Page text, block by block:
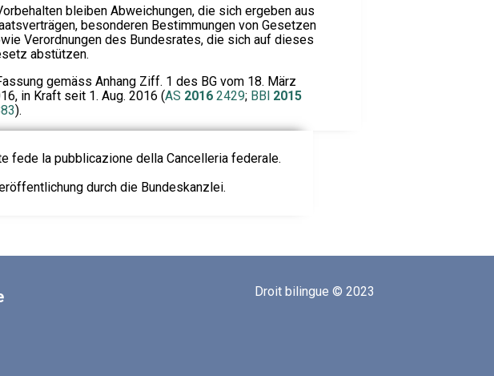
bleiben Abweichungen, die sich ergeben aus
besonderen Bestimmungen von Gesetzen
Verordnungen des Bundesrates, die sich auf dieses
abstützen.
gemäss Anhang Ziff. 1 des BG vom 18. März
in Kraft seit 1. Aug. 2016 (AS 20162429; BBl 2015
).
fede la pubblicazione della Cancelleria federale.
durch die Bundeskanzlei.
Droit bilingue © 2023